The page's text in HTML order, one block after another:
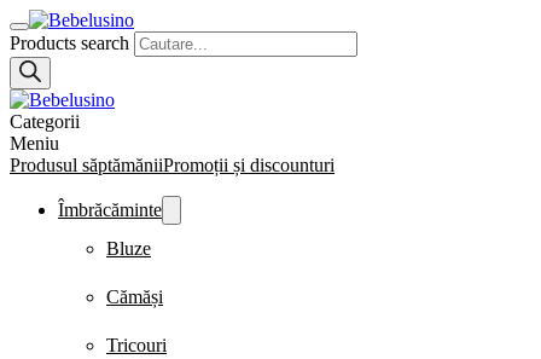
Products search
Categorii
Meniu
Produsul săptămăniiPromoții și discounturi
Îmbrăcăminte
Bluze
Cămăși
Tricouri